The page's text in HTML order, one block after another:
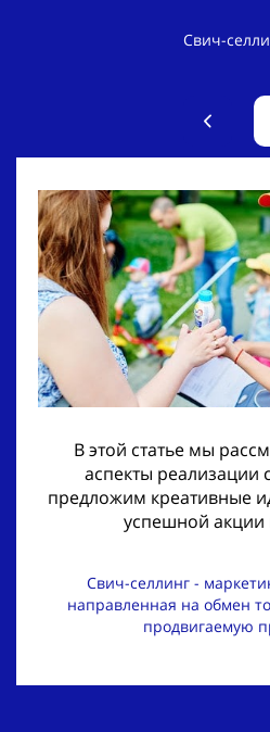
Свич-
В этой статье мы
аспекты реализации
предложим креативные
успешной акции
Свич-селлинг -
направленная на обмен
продвигаемую